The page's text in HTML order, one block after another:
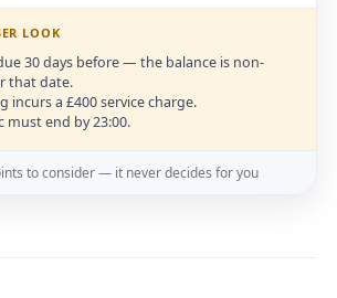
LOOK
30 days before — the balance is non-
that date.
incurs a £400 service charge.
must end by 23:00.
to consider — it never decides for you